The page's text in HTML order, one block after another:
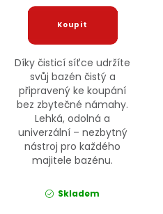
Díky čisticí síťce udržíte
svůj bazén čistý a
připravený ke koupání
bez zbytečné námahy.
Lehká, odolná a
univerzální – nezbytný
nástroj pro každého
majitele bazénu.
Skladem